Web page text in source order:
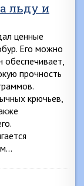
льду и
ценные
Его можно
обеспечивает,
прочность
крючьев,